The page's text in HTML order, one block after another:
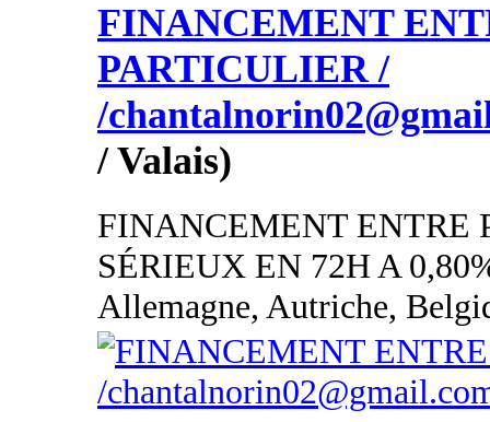
FINANCEMENT
PARTICULIER /
/
/ Valais)
FINANCEMENT ENTRE
SÉRIEUX EN 72H A
Allemagne, Autriche,